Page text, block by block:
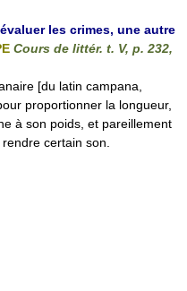
les crimes, une autre
Cours de littér. t. V, p. 232,
[du latin campana,
proportionner la longueur,
à son poids, et pareillement
certain son.